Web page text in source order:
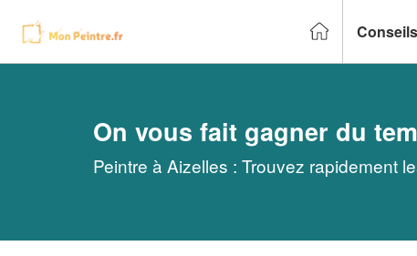
On vous fait gagner du
Peintre à Aizelles : Trouvez rapidement